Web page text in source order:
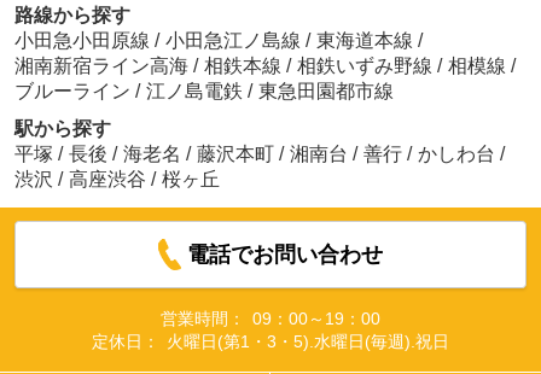
路線から探す
小田急小田原線 / 小田急江ノ島線 / 東海道本線 /
湘南新宿ライン高海 / 相鉄本線 / 相鉄いずみ野線 / 相模線 /
ブルーライン / 江ノ島電鉄 / 東急田園都市線
駅から探す
平塚 / 長後 / 海老名 / 藤沢本町 / 湘南台 / 善行 / かしわ台 /
渋沢 / 高座渋谷 / 桜ヶ丘
電話でお問い合わせ
営業時間：
09：00～19：00
定休日：
火曜日(第1・3・5).水曜日(毎週).祝日